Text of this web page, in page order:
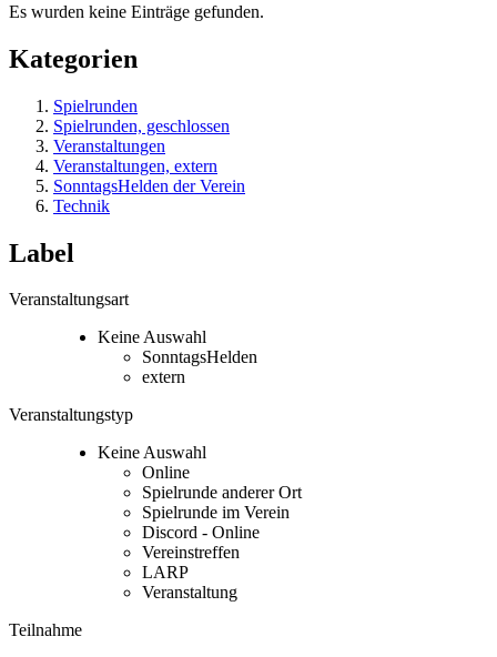
Es wurden keine Einträge gefunden.
Kategorien
Spielrunden
Spielrunden, geschlossen
Veranstaltungen
Veranstaltungen, extern
SonntagsHelden der Verein
Technik
Label
Veranstaltungsart
Keine Auswahl
SonntagsHelden
extern
Veranstaltungstyp
Keine Auswahl
Online
Spielrunde anderer Ort
Spielrunde im Verein
Discord - Online
Vereinstreffen
LARP
Veranstaltung
Teilnahme